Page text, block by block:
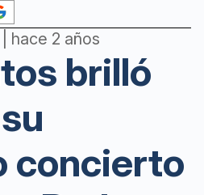
hace 2 años
brilló
concierto